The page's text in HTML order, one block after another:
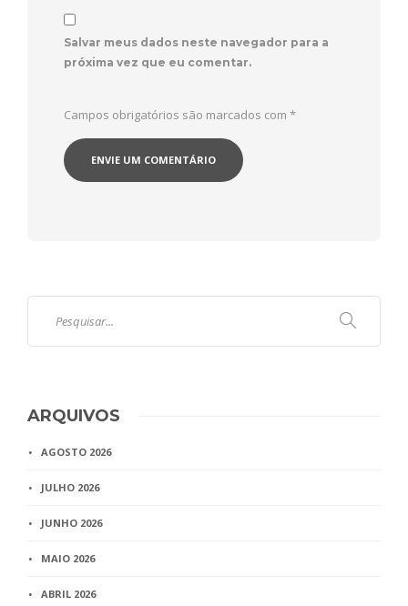
Salvar meus dados neste navegador para a
próxima vez que eu comentar.
Campos obrigatórios são marcados com *
ARQUIVOS
AGOSTO 2026
JULHO 2026
JUNHO 2026
MAIO 2026
ABRIL 2026